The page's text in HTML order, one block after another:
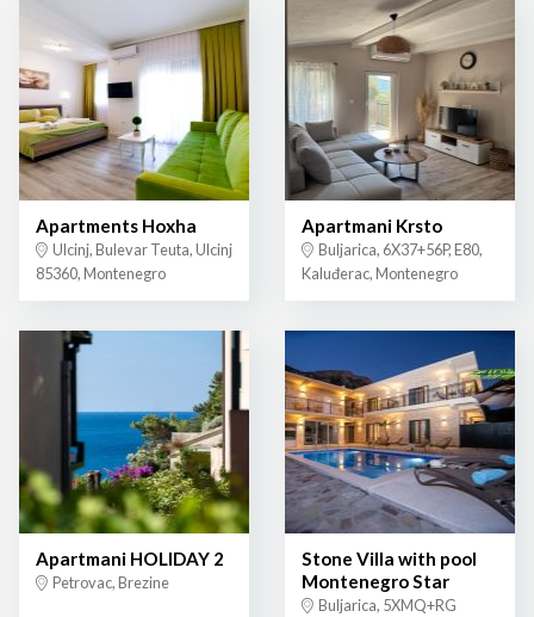
Apartments Hoxha
Ulcinj, Bulevar Teuta, Ulcinj
85360, Montenegro
Apartmani Krsto
Buljarica, 6X37+56P, E80,
Kaluđerac, Montenegro
Apartmani HOLIDAY 2
Petrovac, Brezine
Stone Villa with pool
Montenegro Star
Buljarica, 5XMQ+RG